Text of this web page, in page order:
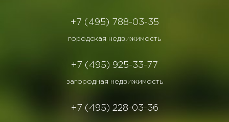
+7 (495) 788-03-35
городская недвижимость
+7 (495) 925-33-77
загородная недвижимость
+7 (495) 228-03-36